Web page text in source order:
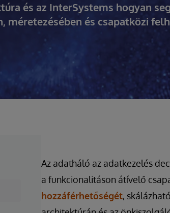
és az InterSystems hogyan
méretezésében és csapatközi
Az adatháló az adatkezelés
a funkcionalitáson átívelő
hozzáférhetőségét,